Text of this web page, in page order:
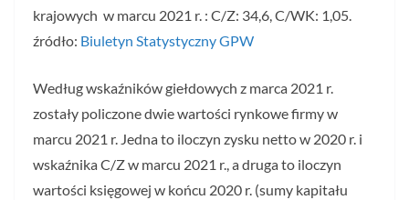
krajowych w marcu 2021 r. : C/Z: 34,6, C/WK: 1,05.
źródło: Biuletyn Statystyczny GPW
Według wskaźników giełdowych z marca 2021 r.
zostały policzone dwie wartości rynkowe firmy w
marcu 2021 r. Jedna to iloczyn zysku netto w 2020 r. i
wskaźnika C/Z w marcu 2021 r., a druga to iloczyn
wartości księgowej w końcu 2020 r. (sumy kapitału